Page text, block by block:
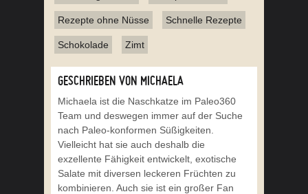
Rezepte ohne Nüsse Schnelle Rezepte
Schokolade Zimt
GESCHRIEBEN VON MICHAELA
Michaela ist die Naschkatze im Paleo360
Team und deswegen immer auf der Suche
nach Paleo-konformen Süßigkeiten.
Vielleicht hat sie auch deshalb die
exzellente Fähigkeit entwickelt, exotische
Salate mit diversen leckeren Früchten zu
kombinieren. Auch sie ist ein großer Fan